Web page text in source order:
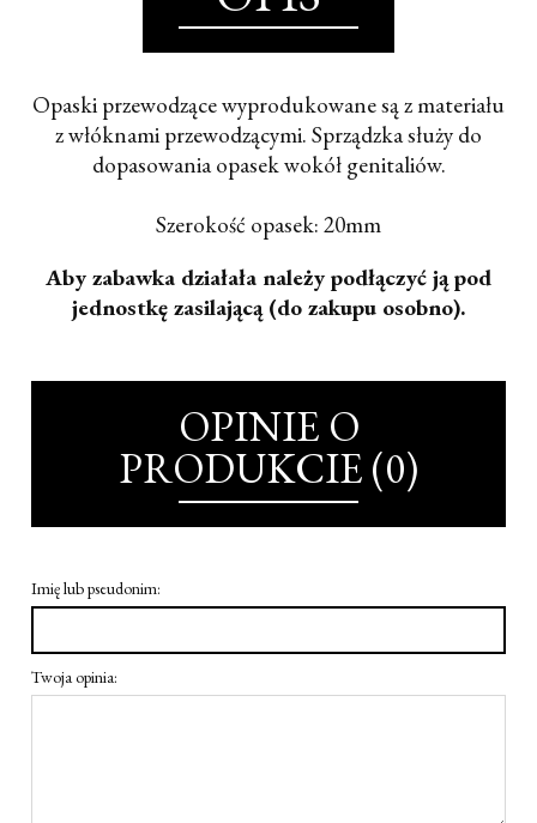
Opaski przewodzące wyprodukowane są z materiału
z włóknami przewodzącymi. Sprządzka służy do
dopasowania opasek wokół genitaliów.
Szerokość opasek: 20mm
Aby zabawka działała należy podłączyć ją pod
jednostkę zasilającą (do zakupu osobno).
OPINIE O
PRODUKCIE (0)
Imię lub pseudonim:
Twoja opinia: